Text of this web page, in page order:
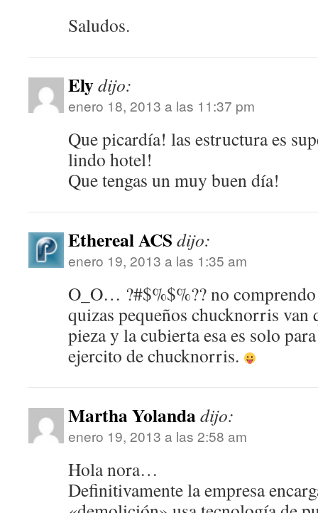
Saludos.
Elydijo:
enero 18, 2013 a las 11:37 pm
Que picardía! las estructura es
lindo hotel!
Que tengas un muy buen día!
Ethereal ACS dijo:
enero 19, 2013 a las 1:35 am
O_O… ?#$%$%?? no
quizas pequeños chucknorris van
pieza y la cubierta esa es solo
ejercito de chucknorris.
Martha Yolandadijo:
enero 19, 2013 a las 2:58 am
Hola nora…
Definitivamente la empresa